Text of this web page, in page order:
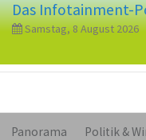
Das Infotainment-
Samstag, 8 August 2026
Panorama Politik &